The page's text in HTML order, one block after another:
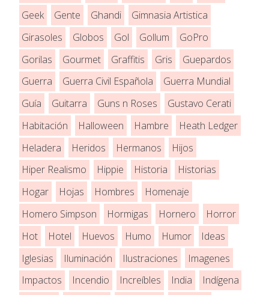
Geek
Gente Ghandi
Gimnasia Artistica
Girasoles
Globos Gol Gollum
GoPro
Gorilas
Gourmet Graffitis Gris
Guepardos
Guerra
Guerra Civil Española
Guerra Mundial
Guía
Guitarra Guns n Roses
Gustavo Cerati
Habitación
Halloween Hambre
Heath Ledger
Heladera
Heridos Hermanos
Hijos
Hiper Realismo
Hippie Historia
Historias
Hogar
Hojas Hombres
Homenaje
Homero Simpson
Hormigas Hornero
Horror
Hot
Hotel Huevos Humo Humor
Ideas
Iglesias
Iluminación Ilustraciones
Imagenes
Impactos
Incendio Increíbles India
Indígena